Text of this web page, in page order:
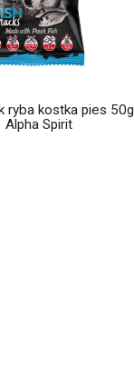
ryba kostka pies 50g
Alpha Spirit